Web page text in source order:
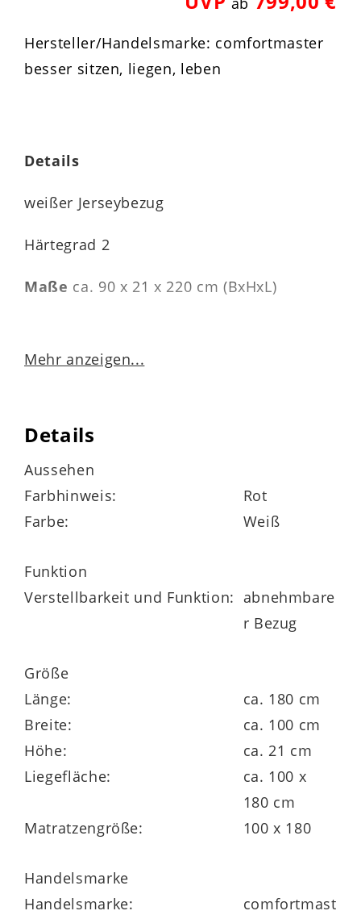
Hersteller/Handelsmarke: comfortmaster
besser sitzen, liegen, leben
Details
weißer Jerseybezug
Härtegrad 2
Maße ca. 90 x 21 x 220 cm (BxHxL)
Matratzenbezug
Belüftung der Matratze
vier Wendeschlaufen
vierseitiger roter Reißverschluss
abnehmbar und bis 60 Grad waschbar
Matratzenkern
12 cm hoher 7-Zonen-
Tonnentaschenfederkern mit 440 Federn
beidseitig mit ca. 3 cm hohem
AQUAPUR®-Schaum mit ergonomischer
Noppenoberfläche, Raumgewicht 40 kg/m³
Mehr anzeigen...
Details
Aussehen
Farbhinweis:
Rot
Farbe:
Weiß
Funktion
Verstellbarkeit und Funktion: abnehmbare
r Bezug
Größe
Länge:
ca. 180 cm
Breite:
ca. 100 cm
Höhe:
ca. 21 cm
Liegefläche:
ca. 100 x
180 cm
Matratzengröße:
100 x 180
Handelsmarke
Handelsmarke:
comfortmast